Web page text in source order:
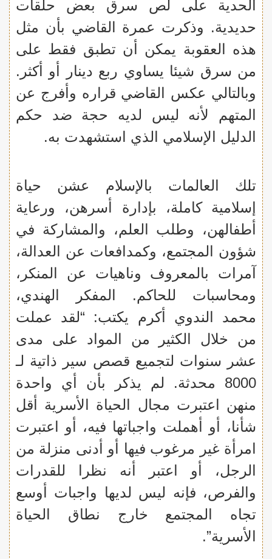
الحدية على لص سرق بعض حلقات
حديدية. وذكرت عمرة القاضي بأن مثل
هذه العقوبة يمكن أن تطبق فقط على
من سرق شيئا يساوي ربع دينار أو أكثر.
وبالتالي عكس القاضي قراره وأفرج عن
المتهم لأنه ليس لديه حجة ضد حكم
الدليل الإسلامي الذي استشهدت به.
تلك العالمات بالإسلام عشن حياة
إسلامية كاملة، بإدارة أسرهن، ورعاية
أطفالهن، وطلب العلم، والمشاركة في
شؤون المجتمع، وكمدافعات عن العدالة،
آمرات بالمعروف وناهيات عن المنكر،
ومحاسبات للحاكم. المفكر الهندي،
محمد الندوي أكرم يكتب: “لقد عملت
من خلال الكثير من المواد على مدى
عشر سنوات لتجميع قصص سير ذاتية لـ
8000 محدثة. لم يذكر بأن أي واحدة
منهن اعتبرت مجال الحياة الأسرية أقل
شأنا، أو أهملت واجباتها فيه، أو اعتبرت
امرأة غير مرغوب فيها أو أدنى منزلة من
الرجل، أو اعتبر أنه نظرا للقدرات
والفرص، فإنه ليس لديها واجبات أوسع
تجاه المجتمع خارج نطاق الحياة
الأسرية”.